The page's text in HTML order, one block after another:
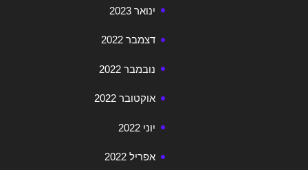
ינואר 2023
דצמבר 2022
נובמבר 2022
אוקטובר 2022
יוני 2022
אפריל 2022